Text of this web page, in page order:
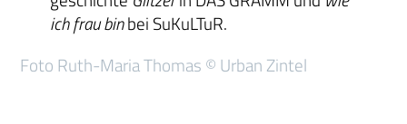
ich frau binbei SuKuLTuR.
Foto Ruth-Maria Thomas © Urban Zintel